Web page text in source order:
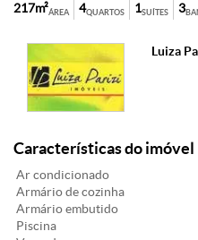
ÁREA
217m² QUARTOS
4 SUÍTES
1 3
Luiza
Características do imóvel
Ar condicionado
Armário de cozinha
Armário embutido
Piscina